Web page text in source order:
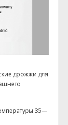
дрожжи для
35—